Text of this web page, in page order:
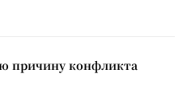
причину конфликта